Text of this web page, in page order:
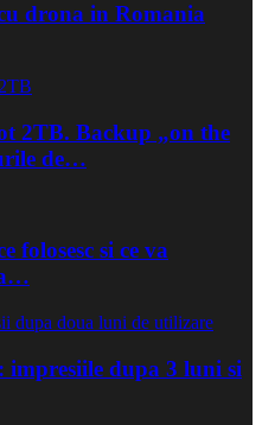
drona in Romania
2TB. Backup „on the
de…
folosesc si ce va
dupa 3 luni si